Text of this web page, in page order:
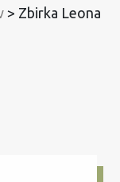
> Zbirka Leona